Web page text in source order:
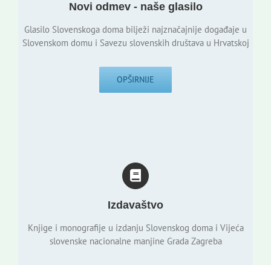
Novi odmev - naše glasilo
Glasilo Slovenskoga doma bilježi najznačajnije događaje u
Slovenskom domu i Savezu slovenskih društava u Hrvatskoj
OPŠIRNIJE
Izdavaštvo
Knjige i monografije u izdanju Slovenskog doma i Vijeća
slovenske nacionalne manjine Grada Zagreba